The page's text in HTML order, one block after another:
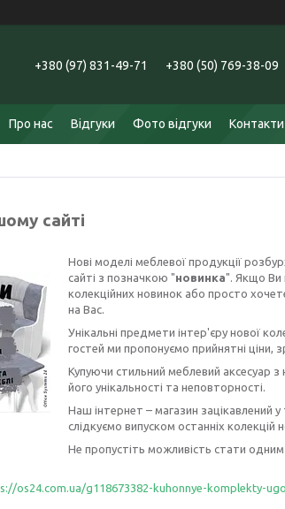
+380 (97) 831-49-71 +380 (50) 769-38-09
Про нас Відгуки Фото відгуки Контакти
сайті
Нові моделі меблевої продукції
сайті з позначкою "новинка". Якщо Ви
колекційних новинок або просто
на Вас.
Унікальні предмети інтер'єру нової
гостей ми пропонуємо прийнятні ціни,
Купуючи стильний меблевий аксесуар з
його унікальності та неповторності.
Наш інтернет – магазин зацікавлений
слідкуємо випуском останніх колекцій
Не пропустіть можливість стати
os24.com.ua/g118673382-kuhonnye-komplekty-